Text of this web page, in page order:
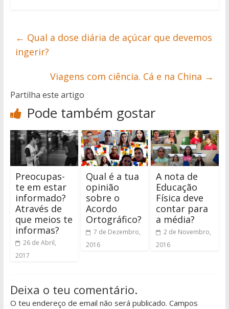
← Qual a dose diária de açúcar que devemos
ingerir?
Viagens com ciência. Cá e na China →
Partilha este artigo
Pode também gostar
Preocupas-
te em estar
informado?
Através de
que meios te
informas?
26 de Abril,
2017
Qual é a tua
opinião
sobre o
Acordo
Ortográfico?
7 de Dezembro,
2016
A nota de
Educação
Física deve
contar para
a média?
2 de Novembro,
2016
Deixa o teu comentário.
O teu endereço de email não será publicado. Campos